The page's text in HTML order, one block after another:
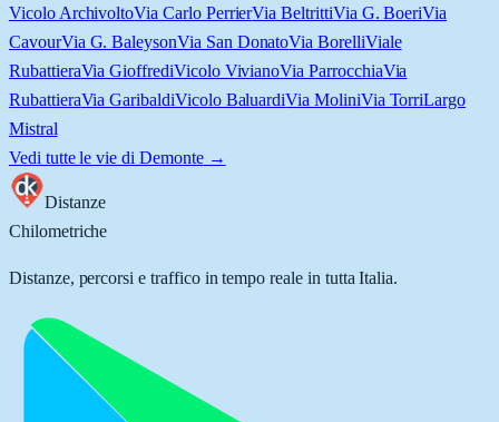
Vicolo ArchivoltoVia Carlo PerrierVia BeltrittiVia G. BoeriVia
CavourVia G. BaleysonVia San DonatoVia BorelliViale
RubattieraVia GioffrediVicolo VivianoVia ParrocchiaVia
RubattieraVia GaribaldiVicolo BaluardiVia MoliniVia TorriLargo
Mistral
Vedi tutte le vie di Demonte→
Distanze
Chilometriche
Distanze, percorsi e traffico in tempo reale in tutta Italia.